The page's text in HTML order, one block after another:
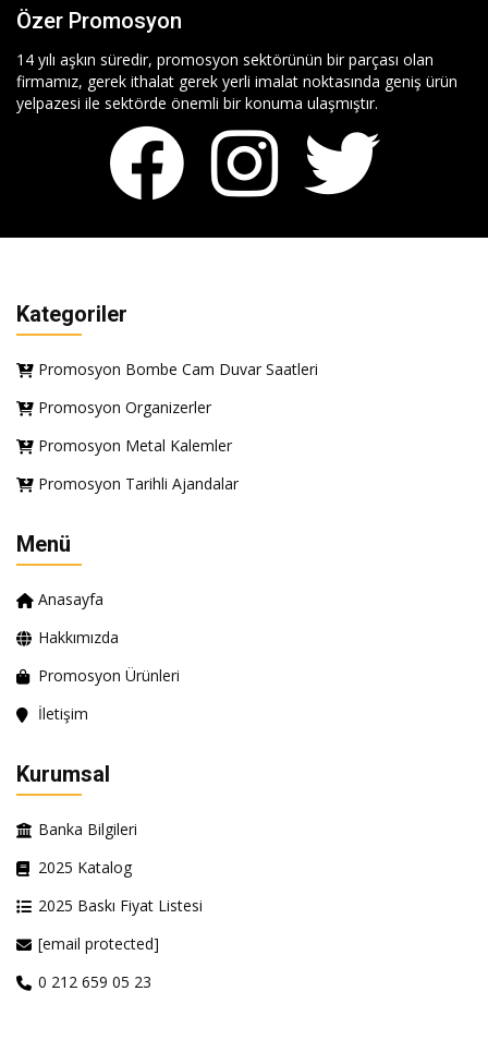
Özer Promosyon
14 yılı aşkın süredir, promosyon sektörünün bir parçası olan
firmamız, gerek ithalat gerek yerli imalat noktasında geniş ürün
yelpazesi ile sektörde önemli bir konuma ulaşmıştır.
Kategoriler
Promosyon Bombe Cam Duvar Saatleri
Promosyon Organizerler
Promosyon Metal Kalemler
Promosyon Tarihli Ajandalar
Menü
Anasayfa
Hakkımızda
Promosyon Ürünleri
İletişim
Kurumsal
Banka Bilgileri
2025 Katalog
2025 Baskı Fiyat Listesi
[email protected]
0 212 659 05 23